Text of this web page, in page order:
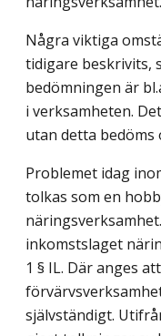
Några viktiga
tidigare beskrivits,
bedömningen är
i verksamheten.
utan detta bedöms
Problemet idag
tolkas som en
inkomstslaget
1 § IL. Där anges
självständigt.